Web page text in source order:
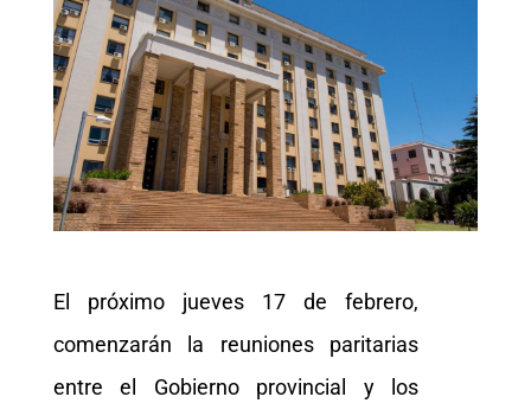
El próximo jueves 17 de febrero,
comenzarán la reuniones paritarias
entre el Gobierno provincial y los